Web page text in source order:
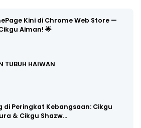
Kini di Chrome Web Store —
Aiman! 🌟
TUBUH HAIWAN
di Peringkat Kebangsaan: Cikgu
& Cikgu Shazw…